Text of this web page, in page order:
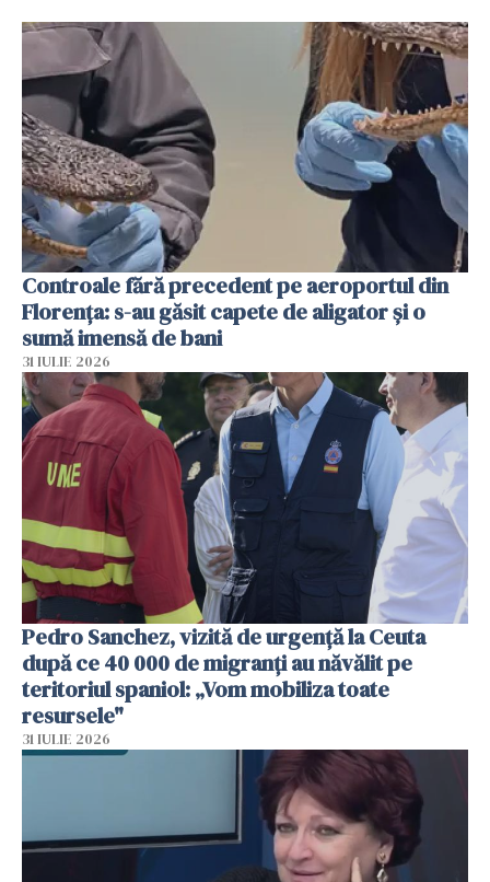
Controale fără precedent pe aeroportul din
Florența: s-au găsit capete de aligator și o
sumă imensă de bani
31 IULIE 2026
Pedro Sanchez, vizită de urgență la Ceuta
după ce 40 000 de migranți au năvălit pe
teritoriul spaniol: „Vom mobiliza toate
resursele"
31 IULIE 2026